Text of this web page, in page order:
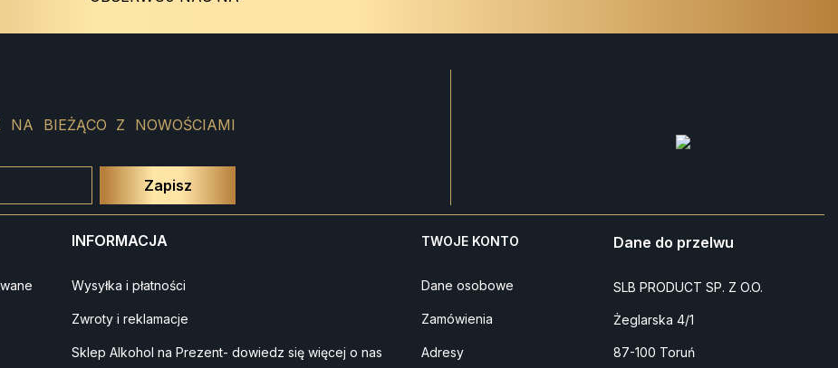
NA BIEŻĄCO Z NOWOŚCIAMI
INFORMACJA
Wysyłka i płatności
Zwroty i reklamacje
Sklep Alkohol na Prezent- dowiedz się więcej o nas
TWOJE KONTO
Dane osobowe
Zamówienia
Adresy
Dane do przelwu
SLB PRODUCT SP. Z O.O.
Żeglarska 4/1
87-100 Toruń